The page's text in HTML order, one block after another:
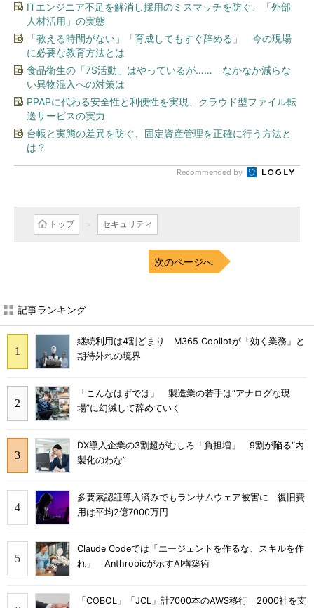
ITエンジニア不足を解消し採用のミスマッチを防ぐ、「外部
人材活用」の実態
「教える時間がない」「育成してもすぐ辞める」 今の現場
に必要な教育方法とは
食品衛生の「7S活動」はやっているが…… なかなか減らな
い異物混入への対策は
PPAPに代わる安全性と利便性を実現、クラウド型ファイル転
送サービスの実力
台帳と実態の差異を防ぐ、固定資産管理を正確に行う方法と
は？
Recommended by
トップ セキュリティ
次のページへ
記事ランキング
継続利用は4割どまり M365 Copilotが「効く業務」と
期待外れの境界
「こんなはずでは」 製造業の若手は“アナログな現
場”に幻滅して辞めていく
DX導入企業の3割超がむしろ「負担増」 9割が陥る“内
製化のわな”
多要素認証導入済みでもランサムウェア被害に 復旧費
用は平均2億7000万円
Claude Codeでは「エージェントを作るな、スキルを作
れ」 Anthropicが示すAI構築術
「COBOL」「JCL」計7000本のAWS移行 2000社を支